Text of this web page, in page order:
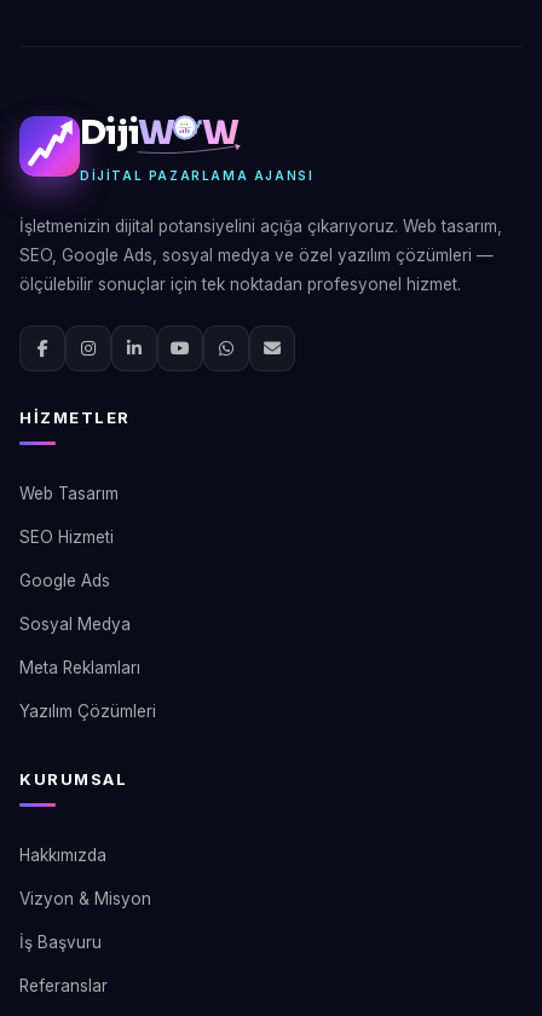
DijiW W
DIJITAL PAZARLAMA AJANSI
İşletmenizin dijital potansiyelini açığa çıkarıyoruz. Web tasarım,
SEO, Google Ads, sosyal medya ve özel yazılım çözümleri —
ölçülebilir sonuçlar için tek noktadan profesyonel hizmet.
HIZMETLER
Web Tasarım
SEO Hizmeti
Google Ads
Sosyal Medya
Meta Reklamları
Yazılım Çözümleri
KURUMSAL
Hakkımızda
Vizyon & Misyon
İş Başvuru
Referanslar